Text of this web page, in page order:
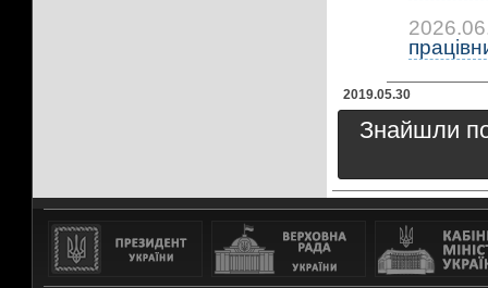
2019.05.30
Знайшли